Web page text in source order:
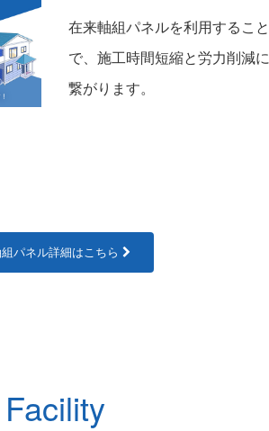
在来軸組パネルを利用すること
で、施工時間短縮と労力削減に
繋がります。
パネル詳細はこちら
Facility